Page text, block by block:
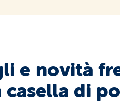
e novità
di